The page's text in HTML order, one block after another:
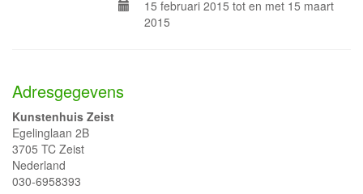
15 februari 2015 tot en met 15 maart
2015
Adresgegevens
Kunstenhuis Zeist
Egelinglaan 2B
3705 TC Zeist
Nederland
030-6958393